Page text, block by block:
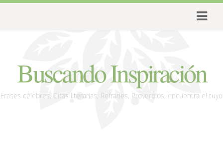
Buscando Inspiración
Frases célebres, Citas literarias, Refranes, Proverbios, encuentra el tuyo